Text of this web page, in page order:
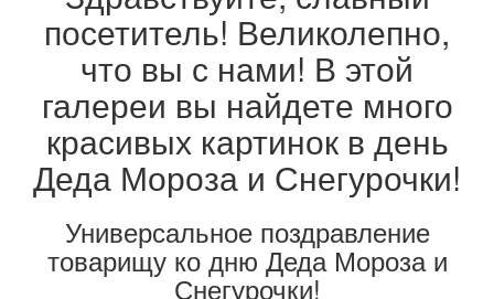
посетитель! Великолепно,
что вы с нами! В этой
галереи вы найдете много
красивых картинок в день
Деда Мороза и Снегурочки!
Универсальное поздравление
товарищу ко дню Деда Мороза и
Снегурочки!